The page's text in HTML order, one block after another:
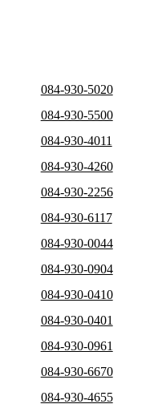
084-930-5020
084-930-5500
084-930-4011
084-930-4260
084-930-2256
084-930-6117
084-930-0044
084-930-0904
084-930-0410
084-930-0401
084-930-0961
084-930-6670
084-930-4655